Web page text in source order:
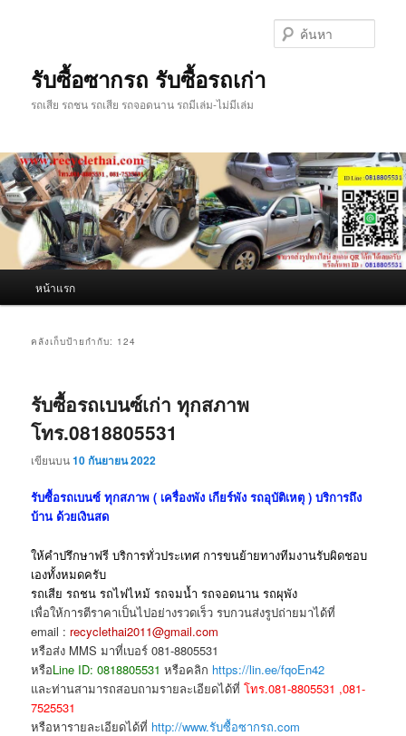
รับซื้อซากรถ รับซื้อรถเก่า
รถเสีย รถชน รถเสีย รถจอดนาน รถมีเล่ม-ไม่มีเล่ม
หน้าแรก
คลังเก็บป้ายกำกับ: 124
รับซื้อรถเบนซ์เก่า ทุกสภาพ
โทร.0818805531
เขียนบน10 กันยายน 2022
รับซื้อรถเบนซ์ ทุกสภาพ ( เครื่องพัง เกียร์พัง รถอุบัติเหตุ ) บริการถึง
บ้าน ด้วยเงินสด
ให้คำปรึกษาฟรี บริการทั่วประเทศ การขนย้ายทางทีมงานรับผิดชอบ
เองทั้งหมดครับ
รถเสีย รถชน รถไฟไหม้ รถจมน้ำ รถจอดนาน รถผุพัง
เพื่อให้การตีราคาเป็นไปอย่างรวดเร็ว รบกวนส่งรูปถ่ายมาได้ที่
email : recyclethai2011@gmail.com
หรือส่ง MMS มาที่เบอร์ 081-8805531
หรือLine ID: 0818805531หรือคลิก https://lin.ee/fqoEn42
และท่านสามารถสอบถามรายละเอียดได้ที่โทร.081-8805531 ,081-
7525531
หรือหารายละเอียดได้ที่ http://www.รับซื้อซากรถ.com